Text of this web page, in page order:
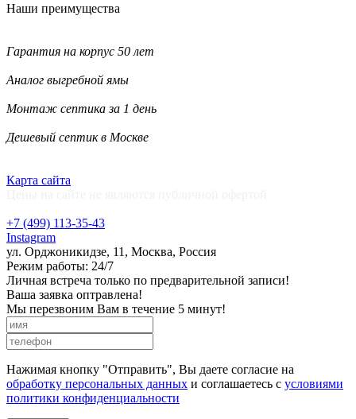
Наши преимущества
Гарантия на корпус 50 лет
Аналог выгребной ямы
Монтаж септика за 1 день
Дешевый септик в Москве
Карта сайта
+7 (499) 113-35-43
Instagram
ул. Орджоникидзе, 11, Москва, Россия
Режим работы: 24/7
Личная встреча только по предварительной записи!
Ваша заявка оптравлена!
Мы перезвоним Вам в течение 5 минут!
Нажимая кнопку "Отправить", Вы даете согласие на
обработку персональных данных и соглашаетесь с условиями
политики конфиденциальности